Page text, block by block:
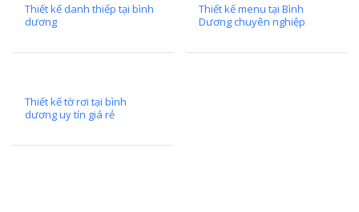
Thiết kế danh thiếp tại bình
dương
Thiết kế menu tại Bình
Dương chuyên nghiệp
Thiết kế tờ rơi tại bình
dương uy tín giá rẻ